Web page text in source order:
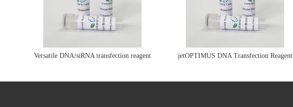
Versatile DNA/siRNA transfection reagent
jetOPTIMUS DNA Transfection Reagent